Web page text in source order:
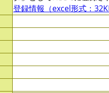
登録情報（excel形式：